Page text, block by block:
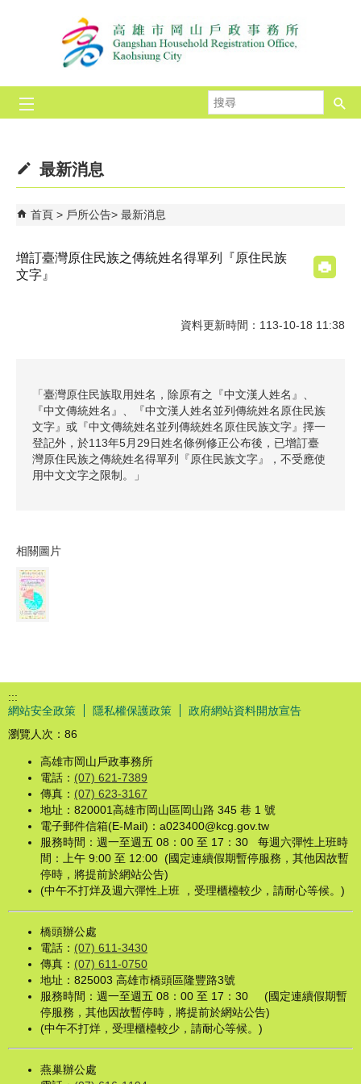
跳到主要內容區塊
尋
最新消息
首頁 戶所公告 最新消息
增訂臺灣原住民族之傳統姓名得單列『原住民族
文字』
資料更新時間：113-10-18 11:38
「臺灣原住民族取用姓名，除原有之『中文漢人姓名』、
『中文傳統姓名』、『中文漢人姓名並列傳統姓名原住民族
文字』或『中文傳統姓名並列傳統姓名原住民族文字』擇一
登記外，於113年5月29日姓名條例修正公布後，已增訂臺
灣原住民族之傳統姓名得單列『原住民族文字』，不受應使
用中文文字之限制。」
相關圖片
:::
網站安全政策
隱私權保護政策
政府網站資料開放宣告
瀏覽人次： 86
高雄市岡山戶政事務所
電話： (07) 621-7389
傳真： (07) 623-3167
地址：820001高雄市岡山區岡山路 345 巷 1 號
電子郵件信箱(E-Mail)：a023400@kcg.gov.tw
服務時間：週一至週五 08：00 至 17：30 每週六彈性上班時
間：上午 9:00 至 12:00 (國定連續假期暫停服務，其他因故暫
停時，將提前於網站公告)
(中午不打烊及週六彈性上班 ，受理櫃檯較少，請耐心等候。)
橋頭辦公處
電話： (07) 611-3430
傳真： (07) 611-0750
地址：825003 高雄市橋頭區隆豐路3號
服務時間：週一至週五 08：00 至 17：30 (國定連續假期暫
停服務，其他因故暫停時，將提前於網站公告)
(中午不打烊，受理櫃檯較少，請耐心等候。)
燕巢辦公處